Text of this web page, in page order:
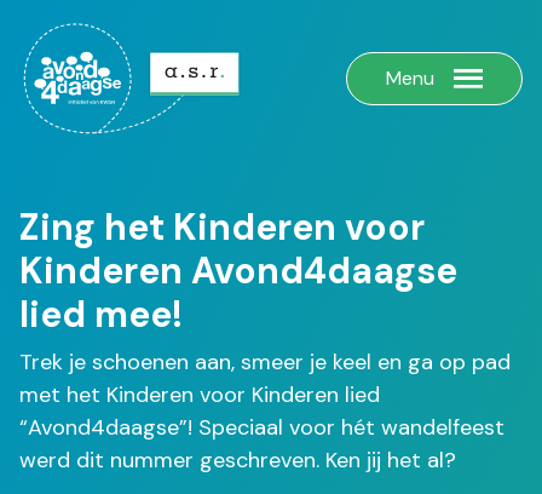
Menu
Zing het Kinderen voor
Kinderen Avond4daagse
lied mee!
Trek je schoenen aan, smeer je keel en ga op pad
met het Kinderen voor Kinderen lied
“Avond4daagse”! Speciaal voor hét wandelfeest
werd dit nummer geschreven. Ken jij het al?